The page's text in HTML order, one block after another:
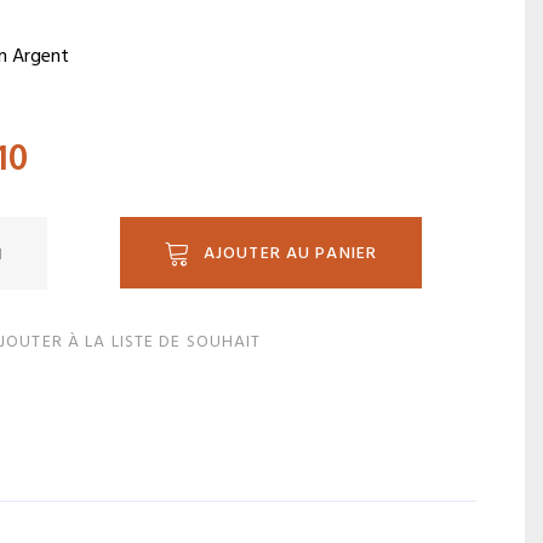
Argent
AJOUTER AU PANIER
À LA LISTE DE SOUHAIT